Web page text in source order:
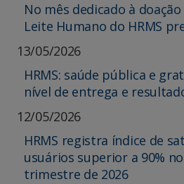
No mês dedicado à
Leite Humano do HRMS
13/05/2026
HRMS: saúde pública e
nível de entrega e
12/05/2026
HRMS registra índice de
usuários superior a 90%
trimestre de 2026